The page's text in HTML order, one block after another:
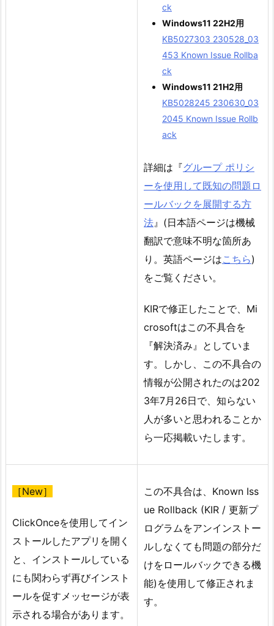
ck
Windows11 22H2用
KB5027303 230528_03
453 Known Issue Rollba
ck
Windows11 21H2用
KB5028245 230630_03
2045 Known Issue Rollb
ack
詳細は『グループ ポリシ
ーを使用して既知の問題ロ
ールバックを展開する方
法』(日本語ページは機械
翻訳で意味不明な箇所あ
り。英語ページはこちら)
をご覧ください。
KIRで修正したことで、Mi
crosoftはこの不具合を
『解決済み』としていま
す。しかし、この不具合の
情報が公開されたのは202
3年7月26日で、知らない
人が多いと思われることか
ら一応掲載いたします。
［New］
ClickOnceを使用してイン
ストールしたアプリを開く
と、インストールしている
にも関わらず再びインスト
ールを促すメッセージが表
示される場合があります。
この不具合は、Known Iss
ue Rollback (KIR / 更新プ
ログラムをアンインストー
ルしなくても問題の部分だ
けをロールバックできる機
能)を使用して修正されま
す。